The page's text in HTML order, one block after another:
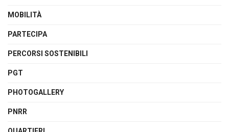
MOBILITÀ
PARTECIPA
PERCORSI SOSTENIBILI
PGT
PHOTOGALLERY
PNRR